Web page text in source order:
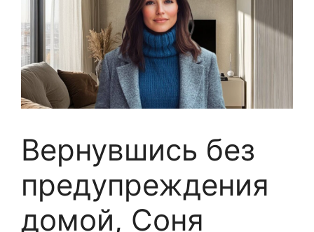
Вернувшись без
предупреждения
домой, Соня